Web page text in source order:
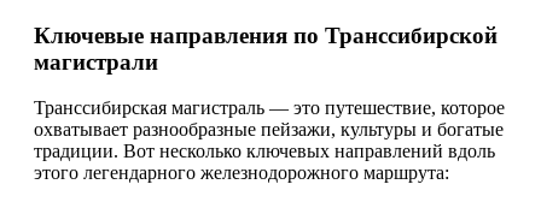
Ключевые направления по Транссибирской
магистрали
Транссибирская магистраль — это путешествие, которое
охватывает разнообразные пейзажи, культуры и богатые
традиции. Вот несколько ключевых направлений вдоль
этого легендарного железнодорожного маршрута: